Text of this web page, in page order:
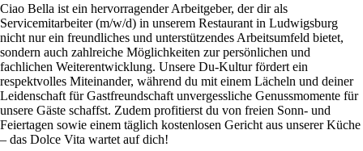
Ciao Bella ist ein hervorragender Arbeitgeber, der dir als
Servicemitarbeiter (m/w/d) in unserem Restaurant in Ludwigsburg
nicht nur ein freundliches und unterstützendes Arbeitsumfeld bietet,
sondern auch zahlreiche Möglichkeiten zur persönlichen und
fachlichen Weiterentwicklung. Unsere Du-Kultur fördert ein
respektvolles Miteinander, während du mit einem Lächeln und deiner
Leidenschaft für Gastfreundschaft unvergessliche Genussmomente für
unsere Gäste schaffst. Zudem profitierst du von freien Sonn- und
Feiertagen sowie einem täglich kostenlosen Gericht aus unserer Küche
– das Dolce Vita wartet auf dich!